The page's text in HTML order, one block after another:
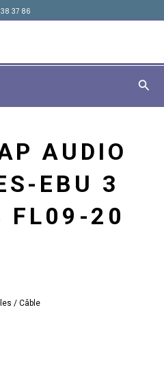
37 86
AUDIO
EBU 3
FL09-20
/ Câble